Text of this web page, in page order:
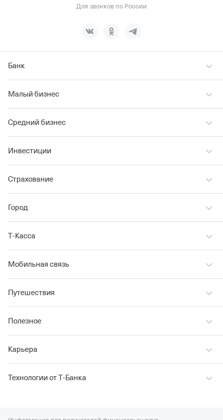
Для звонков по России
Банк
Малый бизнес
Средний бизнес
Инвестиции
Страхование
Город
Т‑Касса
Мобильная связь
Путешествия
Полезное
Карьера
Технологии от Т‑Банка